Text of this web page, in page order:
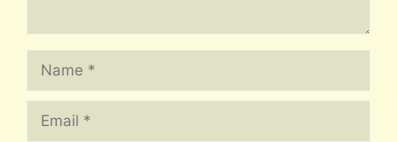
Name
Email